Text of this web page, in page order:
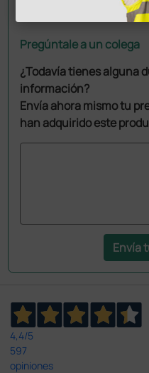
Pregúntale a un colega
¿Todavía tienes alguna
información?
Envía ahora mismo tu
han adquirido este
Envía
4,4/5
597
opiniones